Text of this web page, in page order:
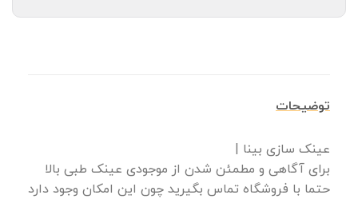
توضیحات
عینک سازی بینا |
برای آگاهی و مطمئن شدن از موجودی عینک طبی بالا
حتما با فروشگاه تماس بگیرید چون این امکان وجود دارد